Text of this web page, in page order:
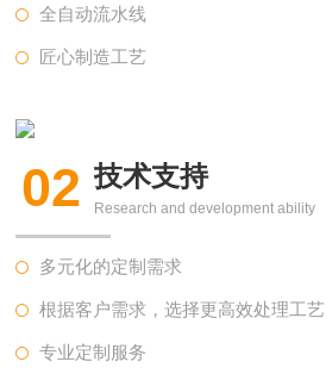
全自动流水线
匠心制造工艺
02 技术支持
Research and development ability
多元化的定制需求
根据客户需求，选择更高效处理工艺
专业定制服务